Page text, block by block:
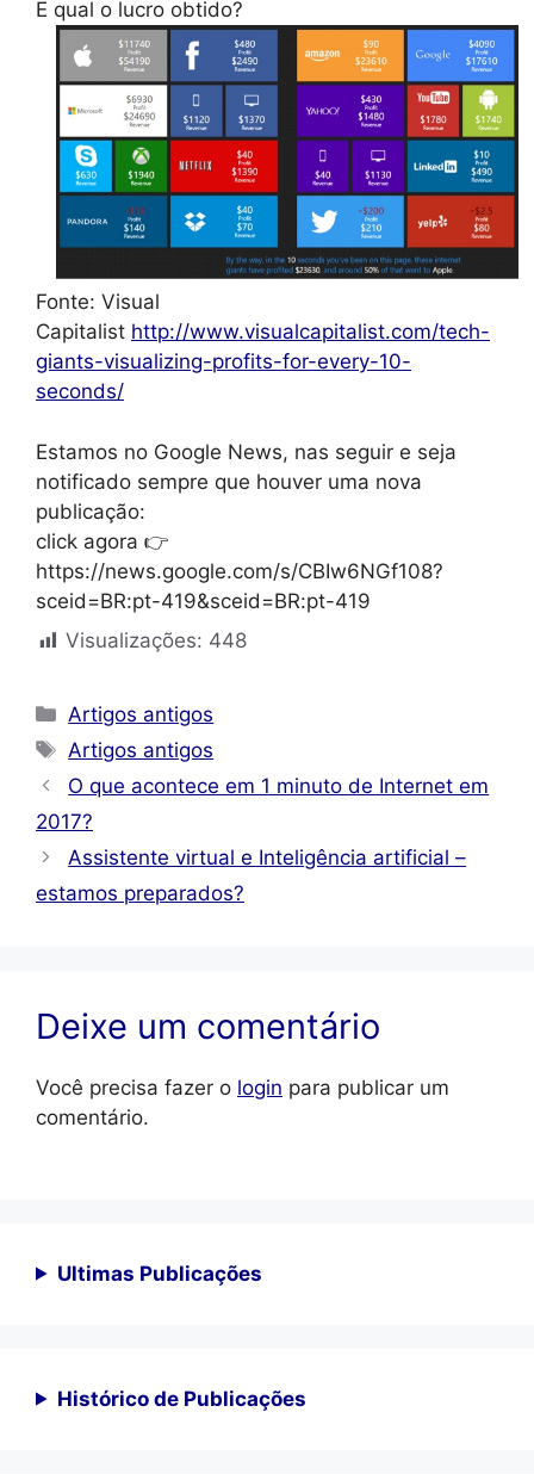
E qual o lucro obtido?
Fonte: Visual
Capitalist http://www.visualcapitalist.com/tech-
giants-visualizing-profits-for-every-10-
seconds/
Estamos no Google News, nas seguir e seja
notificado sempre que houver uma nova
publicação:
click agora 👉
https://news.google.com/s/CBIw6NGf108?
sceid=BR:pt-419&sceid=BR:pt-419
Visualizações: 448
Categorias
Artigos antigos
Tags
Artigos antigos
O que acontece em 1 minuto de Internet em
2017?
Assistente virtual e Inteligência artificial –
estamos preparados?
Deixe um comentário
Você precisa fazer o login para publicar um
comentário.
Ultimas Publicações
Histórico de Publicações